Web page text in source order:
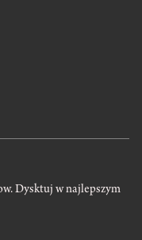
Dysktuj w najlepszym